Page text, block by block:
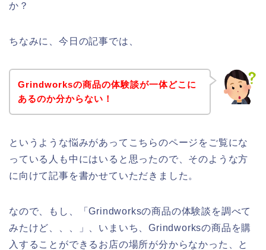
か？
ちなみに、今日の記事では、
Grindworksの商品の体験談が一体どこに
あるのか分からない！
というような悩みがあってこちらのページをご覧にな
っている人も中にはいると思ったので、そのような方
に向けて記事を書かせていただきました。
なので、もし、「Grindworksの商品の体験談を調べて
みたけど、、、」、いまいち、Grindworksの商品を購
入することができるお店の場所が分からなかった、と